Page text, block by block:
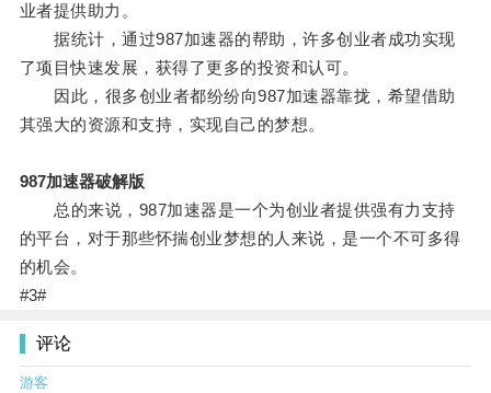
业者提供助力。
据统计，通过987加速器的帮助，许多创业者成功实现
了项目快速发展，获得了更多的投资和认可。
因此，很多创业者都纷纷向987加速器靠拢，希望借助
其强大的资源和支持，实现自己的梦想。
987加速器破解版
总的来说，987加速器是一个为创业者提供强有力支持
的平台，对于那些怀揣创业梦想的人来说，是一个不可多得
的机会。
#3#
评论
游客